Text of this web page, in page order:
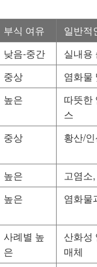
부식 여유
일반적
낮음-중간
실내용
중상
염화물
높은
따뜻한
스
중상 황산/
높은
고염소
높은 염화물
사례별 높
은
산화성
매체